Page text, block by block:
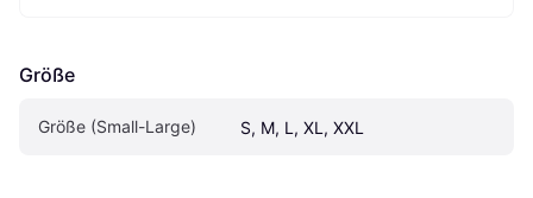
Größe
Größe (Small-Large) S, M, L, XL, XXL